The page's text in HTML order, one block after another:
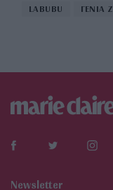
LABUBU ΓΕΝΙΑ Z
Newsletter